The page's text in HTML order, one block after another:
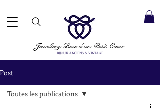
Jewellery Boxd'un Petit Cœur
BIJOUX ANCIENS & VINTAGE
Post
Toutes les publications